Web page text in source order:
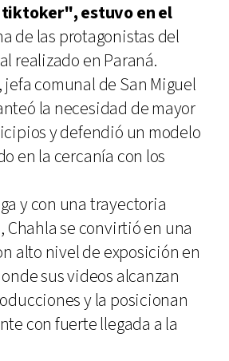
estuvo en el
de las protagonistas del
realizado en Paraná.
jefa comunal de San Miguel
la necesidad de mayor
y defendió un modelo
en la cercanía con los
y con una trayectoria
se convirtió en una
alto nivel de exposición en
sus videos alcanzan
y la posicionan
con fuerte llegada a la